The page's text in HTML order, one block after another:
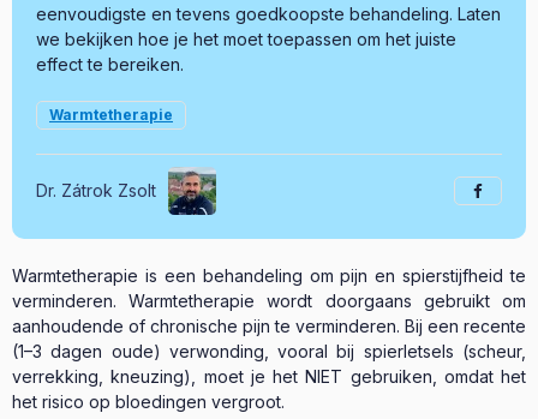
eenvoudigste en tevens goedkoopste behandeling. Laten
we bekijken hoe je het moet toepassen om het juiste
effect te bereiken.
Warmtetherapie
Dr. Zátrok Zsolt
Warmtetherapie is een behandeling om pijn en spierstijfheid te
verminderen. Warmtetherapie wordt doorgaans gebruikt om
aanhoudende of chronische pijn te verminderen. Bij een recente
(1–3 dagen oude) verwonding, vooral bij spierletsels (scheur,
verrekking, kneuzing), moet je het NIET gebruiken, omdat het
het risico op bloedingen vergroot.